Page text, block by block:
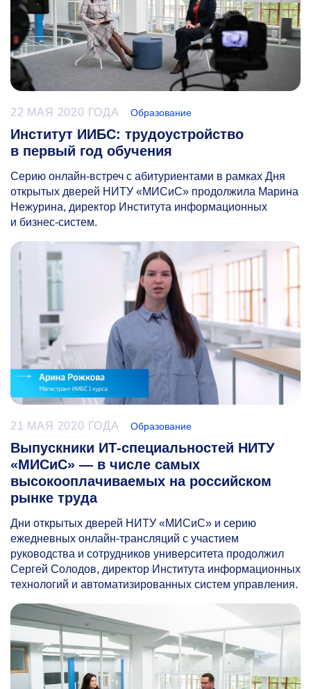
22 МАЯ 2020 ГОДА Образование
Институт ИИБС: трудоустройство
в первый год обучения
Серию онлайн-встреч с абитуриентами в рамках Дня
открытых дверей НИТУ «МИСиС» продолжила Марина
Нежурина, директор Института информационных
и бизнес-систем.
21 МАЯ 2020 ГОДА Образование
Выпускники ИТ-специальностей НИТУ
«МИСиС» — в числе самых
высокооплачиваемых на российском
рынке труда
Дни открытых дверей НИТУ «МИСиС» и серию
ежедневных онлайн-трансляций с участием
руководства и сотрудников университета продолжил
Сергей Солодов, директор Института информационных
технологий и автоматизированных систем управления.